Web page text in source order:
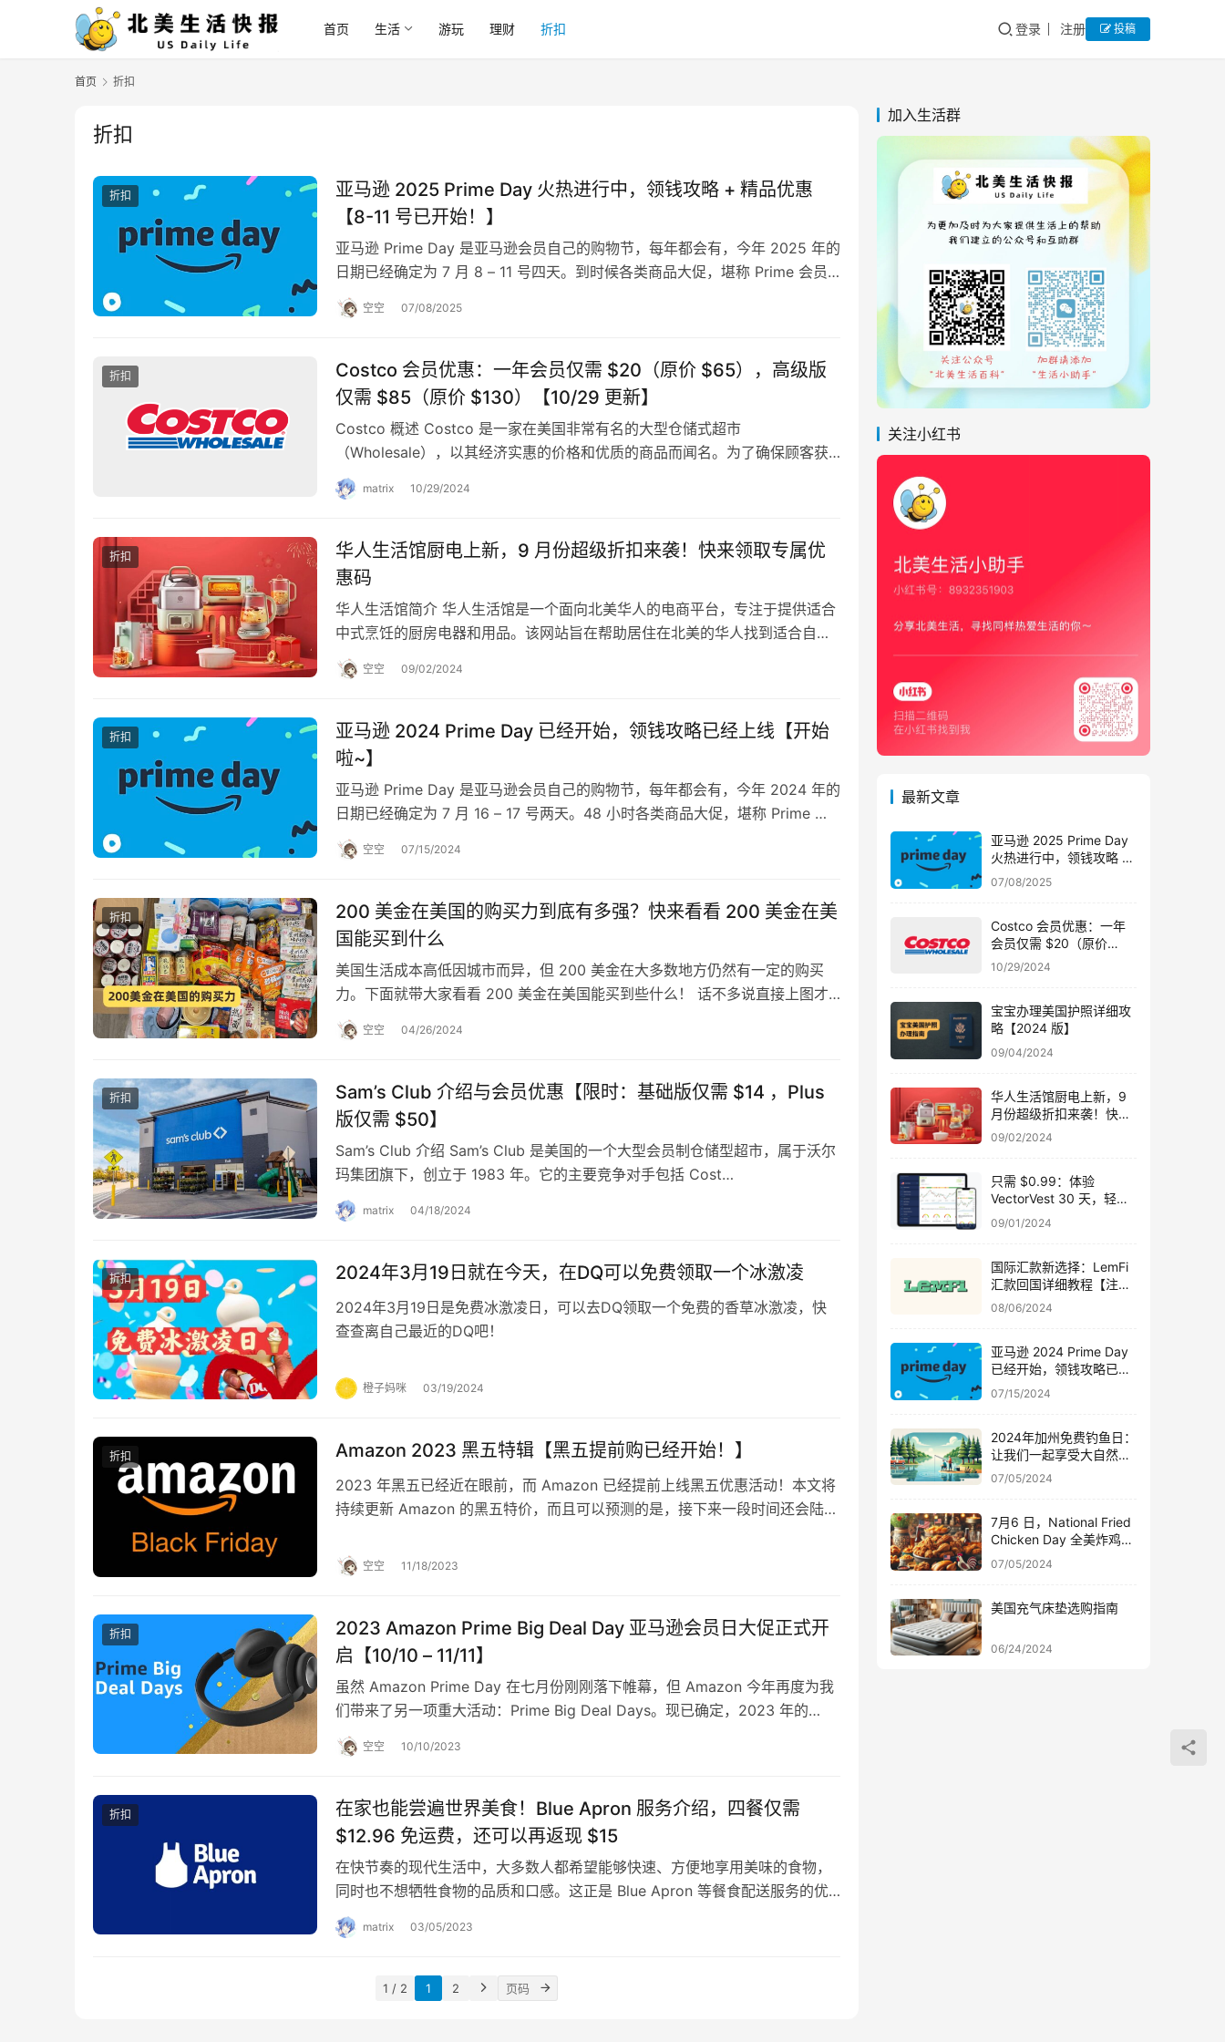
首页 生活 游玩 理财 折扣 登录 注册 投稿
首页 折扣
折扣
折扣
亚马逊 2025 Prime Day 火热进行中，领钱攻略 + 精品优惠
【8-11 号已开始！】
亚马逊 Prime Day 是亚马逊会员自己的购物节，每年都会有，今年 2025 年的
日期已经确定为 7 月 8 – 11 号四天。到时候各类商品大促，堪称 Prime 会员
一年最…
空空 07/08/2025
折扣
Costco 会员优惠：一年会员仅需 $20（原价 $65），高级版
仅需 $85（原价 $130）【10/29 更新】
Costco 概述 Costco 是一家在美国非常有名的大型仓储式超市
（Wholesale），以其经济实惠的价格和优质的商品而闻名。为了确保顾客获
得出色的购物体验，Costco 采…
matrix 10/29/2024
折扣
华人生活馆厨电上新，9 月份超级折扣来袭！快来领取专属优
惠码
华人生活馆简介 华人生活馆是一个面向北美华人的电商平台，专注于提供适合
中式烹饪的厨房电器和用品。该网站旨在帮助居住在北美的华人找到适合自己
饮食习惯和烹饪方式的商品，从而更好地融入当…
空空 09/02/2024
折扣
亚马逊 2024 Prime Day 已经开始，领钱攻略已经上线【开始
啦~】
亚马逊 Prime Day 是亚马逊会员自己的购物节，每年都会有，今年 2024 年的
日期已经确定为 7 月 16 – 17 号两天。48 小时各类商品大促，堪称 Prime 会
员…
空空 07/15/2024
折扣
200 美金在美国的购买力到底有多强？快来看看 200 美金在美
国能买到什么
美国生活成本高低因城市而异，但 200 美金在大多数地方仍然有一定的购买
力。下面就带大家看看 200 美金在美国能买到些什么！ 话不多说直接上图才
是王道，有图有真相，收到的时候是两…
空空 04/26/2024
折扣
Sam’s Club 介绍与会员优惠【限时：基础版仅需 $14 ，Plus
版仅需 $50】
Sam’s Club 介绍 Sam’s Club 是美国的一个大型会员制仓储型超市，属于沃尔
玛集团旗下，创立于 1983 年。它的主要竞争对手包括 Cost…
matrix 04/18/2024
折扣 2024年3月19日就在今天，在DQ可以免费领取一个冰激凌
2024年3月19日是免费冰激凌日，可以去DQ领取一个免费的香草冰激凌，快
查查离自己最近的DQ吧！
橙子妈咪 03/19/2024
折扣 Amazon 2023 黑五特辑【黑五提前购已经开始！】
2023 年黑五已经近在眼前，而 Amazon 已经提前上线黑五优惠活动！本文将
持续更新 Amazon 的黑五特价，而且可以预测的是，接下来一段时间还会陆陆
空空 11/18/2023
折扣
2023 Amazon Prime Big Deal Day 亚马逊会员日大促正式开
启【10/10 – 11/11】
虽然 Amazon Prime Day 在七月份刚刚落下帷幕，但 Amazon 今年再度为我
们带来了另一项重大活动：Prime Big Deal Days。现已确定，2023 年的…
空空 10/10/2023
折扣
在家也能尝遍世界美食！Blue Apron 服务介绍，四餐仅需
$12.96 免运费，还可以再返现 $15
在快节奏的现代生活中，大多数人都希望能够快速、方便地享用美味的食物，
同时也不想牺牲食物的品质和口感。这正是 Blue Apron 等餐食配送服务的优
势所在。作为一种新兴的服务模式，…
matrix 03/05/2023
1 / 2 1 2
加入生活群
关注小红书
最新文章
亚马逊 2025 Prime Day
火热进行中，领钱攻略 +
精品优惠【8-11 号已开
始！】
07/08/2025
Costco 会员优惠：一年
会员仅需 $20（原价
$65），高级版仅需
$85（原价 $130）
10/29/2024
宝宝办理美国护照详细攻
略【2024 版】
09/04/2024
华人生活馆厨电上新，9
月份超级折扣来袭！快来
领取专属优惠码
09/02/2024
只需 $0.99：体验
VectorVest 30 天，轻松
掌握股票投资秘诀
09/01/2024
国际汇款新选择：LemFi
汇款回国详细教程【注册
奖励 $30，永久免手续
费！】
08/06/2024
亚马逊 2024 Prime Day
已经开始，领钱攻略已经
上线【开始啦~】
07/15/2024
2024年加州免费钓鱼日：
让我们一起享受大自然的
乐趣，在美国钓鱼的注意
事项
07/05/2024
7月6 日，National Fried
Chicken Day 全美炸鸡日
大放送，全国各地炸鸡优
惠一网打尽
07/05/2024
美国充气床垫选购指南
06/24/2024